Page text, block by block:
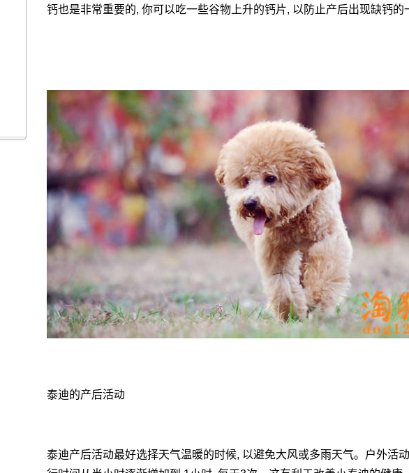
钙也是非常重要的, 你可以吃一些谷物上升的钙片, 以防止产后出现缺钙的
泰迪的产后活动
泰迪产后活动最好选择天气温暖的时候, 以避免大风或多雨天气。户外活